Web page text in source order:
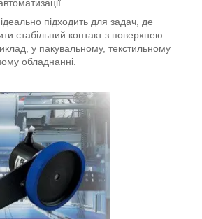
підходить для задач, де
стабільний контакт з поверхнею
у пакувальному, текстильному
обладнанні.